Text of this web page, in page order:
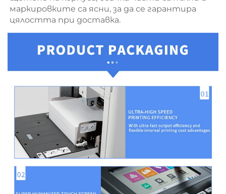
маркировките са ясни, за да се гарантира
цялостта при доставка.